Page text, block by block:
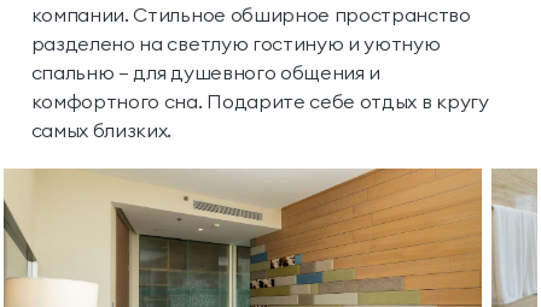
компании. Стильное обширное пространство
разделено на светлую гостиную и уютную
спальню — для душевного общения и
комфортного сна. Подарите себе отдых в кругу
самых близких.